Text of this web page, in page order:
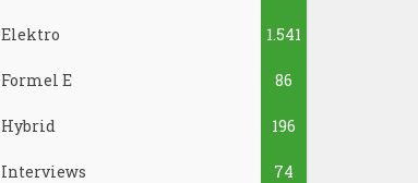
Elektro 1.541
Formel E 86
Hybrid 196
Interviews 74